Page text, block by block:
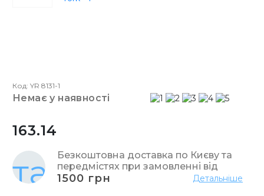
Код: YR 8131-1
немає у наявності
163.14
Безкоштовна доставка по Києву та
передмістях при замовленні від
1500 грн Детальніше